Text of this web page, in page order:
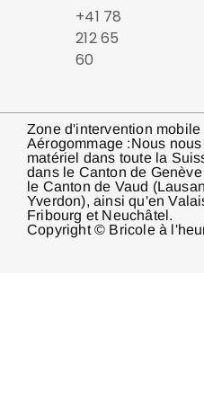
+41 78
212 65
60
Zone d'intervention mobile
Aérogommage :Nous
matériel dans toute la
dans le Canton de
le Canton de Vaud
Yverdon), ainsi qu'en
Fribourg et Neuchâtel.
Copyright © Bricole à